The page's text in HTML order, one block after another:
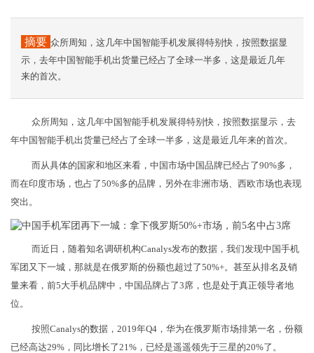
摘要 众所周知，这几年中国智能手机发展得特别快，按照数据显
示，去年中国智能手机出货量已经占了全球一半多，这是最近几年
来的首次。
众所周知，这几年中国智能手机发展得特别快，按照数据显示，去
年中国智能手机出货量已经占了全球一半多，这是最近几年来的首次。
而从具体的国家和地区来看，中国市场中国品牌已经占了90%多，
而在印度市场，也占了50%多的品牌，另外在非洲市场、西欧市场也表现
突出。
而近日，随着知名调研机构Canalys发布的数据，我们发现中国手机
军团又下一城，那就是在俄罗斯的份额也超过了50%+。甚至从排名及销
量来看，前5大手机品牌中，中国品牌占了3席，也是处于真正领导者地
位。
按照Canalys的数据，2019年Q4，华为在俄罗斯市场排第一名，份额
已经高达29%，同比增长了21%，已经是遥遥领先于三星的20%了。